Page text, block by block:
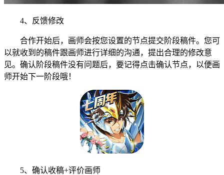
4、反馈修改
合作开始后，画师会按您设置的节点提交阶段稿件。您可
以就收到的稿件跟画师进行详细的沟通，提出合理的修改意
见。确认阶段稿件没有问题后，要记得点击确认节点，以便画
师开始下一阶段哦！
5、确认收稿+评价画师